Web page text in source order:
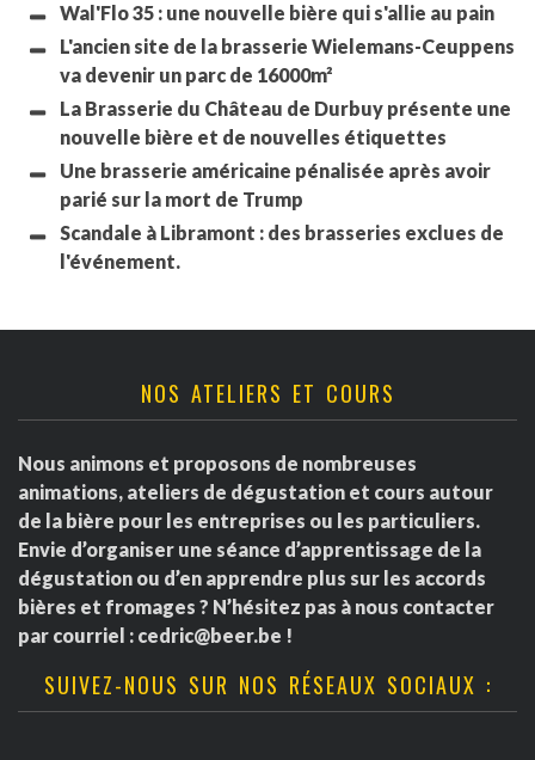
Wal'Flo 35 : une nouvelle bière qui s'allie au pain
L'ancien site de la brasserie Wielemans-Ceuppens
va devenir un parc de 16000m²
La Brasserie du Château de Durbuy présente une
nouvelle bière et de nouvelles étiquettes
Une brasserie américaine pénalisée après avoir
parié sur la mort de Trump
Scandale à Libramont : des brasseries exclues de
l'événement.
NOS ATELIERS ET COURS
Nous animons et proposons de nombreuses
animations, ateliers de dégustation et cours autour
de la bière pour les entreprises ou les particuliers.
Envie d’organiser une séance d’apprentissage de la
dégustation ou d’en apprendre plus sur les accords
bières et fromages ? N’hésitez pas à nous contacter
par courriel : cedric@beer.be !
SUIVEZ-NOUS SUR NOS RÉSEAUX SOCIAUX :